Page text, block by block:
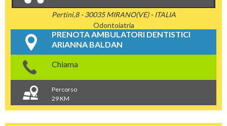
Pertini,8 - 30035 MIRANO(VE) - ITALIA
Odontoiatria
PRENOTA AMBULATORI DENTISTICI
ARIANNA BALDAN
Chiama
Percorso
29 KM